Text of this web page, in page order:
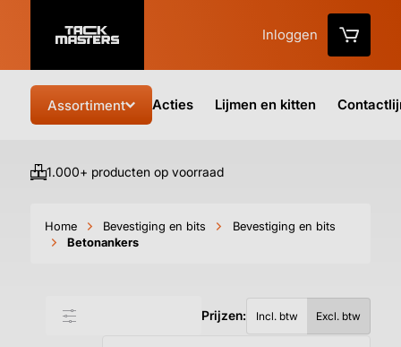
Inloggen
Assortiment Acties Lijmen en kitten
1.000+ producten op voorraad
Home Bevestiging en bits
Bevestiging en bits
Betonankers
Prijzen: Incl. btw Excl. btw